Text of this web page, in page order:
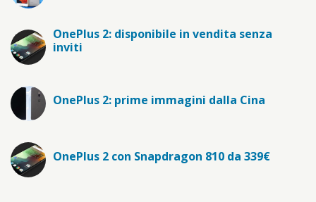
OnePlus 2: disponibile in vendita senza
inviti
OnePlus 2: prime immagini dalla Cina
OnePlus 2 con Snapdragon 810 da 339€